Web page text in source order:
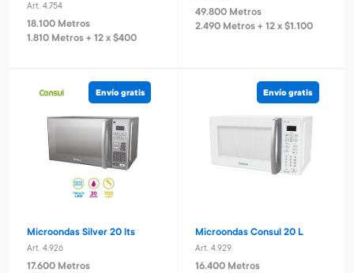
Art. 4.754
18.100 Metros
1.810 Metros + 12 x $400
49.800 Metros
2.490 Metros + 12 x $1.100
Envío gratis
Microondas Silver 20 lts
Art. 4.926
17.600 Metros
Envío gratis
Microondas Consul 20 L
Art. 4.929
16.400 Metros